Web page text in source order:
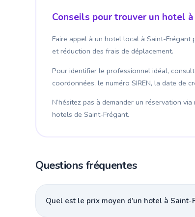
Conseils pour trouver un hotel
Faire appel à un hotel local à Saint-Frégant
et réduction des frais de déplacement.
Pour identifier le professionnel idéal,
coordonnées, le numéro SIREN, la date de
N’hésitez pas à demander un réservation
hotels de Saint-Frégant.
Questions fréquentes
Quel est le prix moyen d’un hotel à Saint-